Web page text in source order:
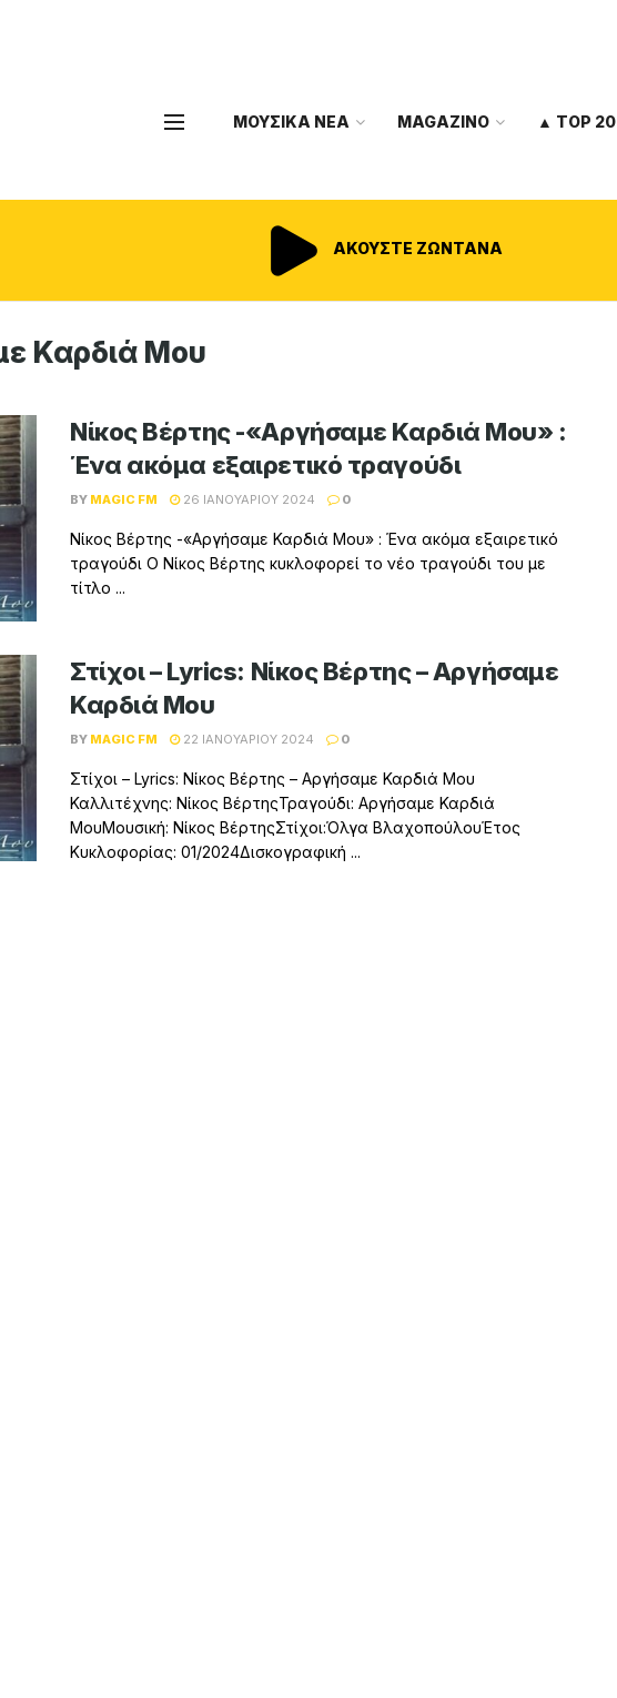
ΜΟΥΣΙΚΑ ΝΕΑ MAGAZINO ▲ TOP 20
ΑΚΟΥΣΤΕ ΖΩΝΤΑΝΑ
Καρδιά Μου
Νίκος Βέρτης -«Αργήσαμε Καρδιά Μου» :
Ένα ακόμα εξαιρετικό τραγούδι
BY MAGIC FM 26 ΙΑΝΟΥΑΡΊΟΥ 2024 0
Νίκος Βέρτης -«Αργήσαμε Καρδιά Μου» : Ένα ακόμα εξαιρετικό
τραγούδι Ο Νίκος Βέρτης κυκλοφορεί το νέο τραγούδι του με
τίτλο ...
Στίχοι – Lyrics: Νίκος Βέρτης – Αργήσαμε
Καρδιά Μου
BY MAGIC FM 22 ΙΑΝΟΥΑΡΊΟΥ 2024 0
Στίχοι – Lyrics: Νίκος Βέρτης – Αργήσαμε Καρδιά Μου
Καλλιτέχνης: Νίκος ΒέρτηςΤραγούδι: Αργήσαμε Καρδιά
ΜουΜουσική: Νίκος ΒέρτηςΣτίχοι:Όλγα ΒλαχοπούλουΈτος
Κυκλοφορίας: 01/2024Δισκογραφική ...